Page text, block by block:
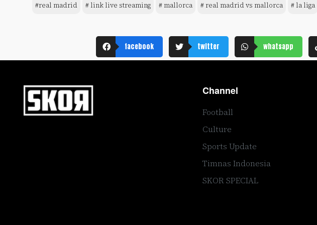
#real madrid # link live streaming # mallorca # real madrid vs mallorca # la liga
facebook twitter whatsapp
Channel
Football
Culture
Sports Update
Timnas Indonesia
SKOR SPECIAL